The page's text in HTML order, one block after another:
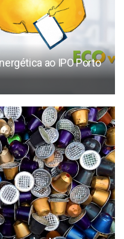
ao IPO Porto